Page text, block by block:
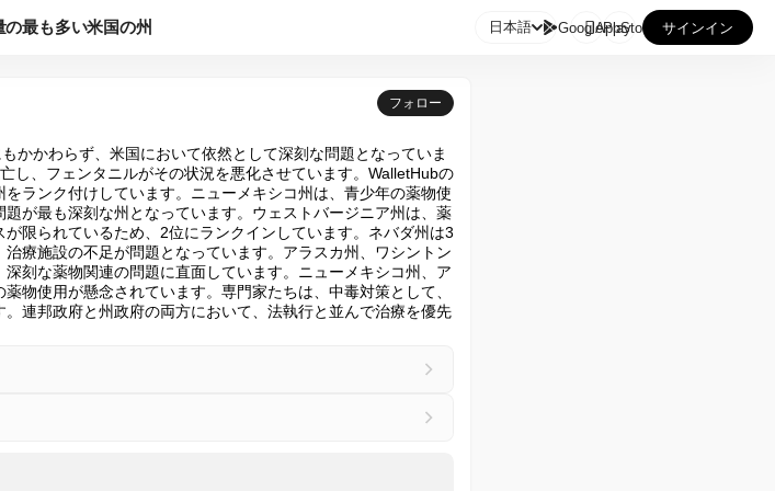
の最も多い米国の州 日本語 GooglePlay
AppStore サインイン
フォロー
かかわらず、米国において依然として深刻な問題となっていま
し、フェンタニルがその状況を悪化させています。WalletHubの
ランク付けしています。ニューメキシコ州は、青少年の薬物使
が最も深刻な州となっています。ウェストバージニア州は、薬
限られているため、2位にランクインしています。ネバダ州は3
療施設の不足が問題となっています。アラスカ州、ワシントン
刻な薬物関連の問題に直面しています。ニューメキシコ州、ア
物使用が懸念されています。専門家たちは、中毒対策として、
連邦政府と州政府の両方において、法執行と並んで治療を優先